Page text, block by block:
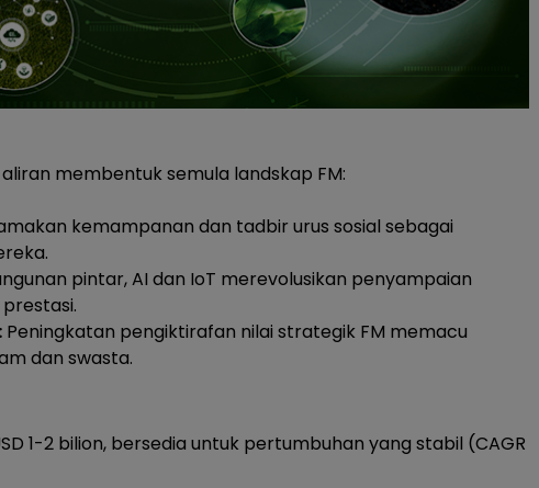
membentuk semula landskap FM:
kemampanan dan tadbir urus sosial sebagai
pintar, AI dan IoT merevolusikan penyampaian
Peningkatan pengiktirafan nilai strategik FM memacu
dan swasta.
1-2 bilion, bersedia untuk pertumbuhan yang stabil (CAGR